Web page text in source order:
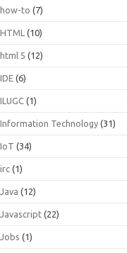
how-to (7)
HTML (10)
html 5 (12)
IDE (6)
ILUGC (1)
Information Technology (31)
IoT (34)
irc (1)
Java (12)
Javascript (22)
Jobs (1)